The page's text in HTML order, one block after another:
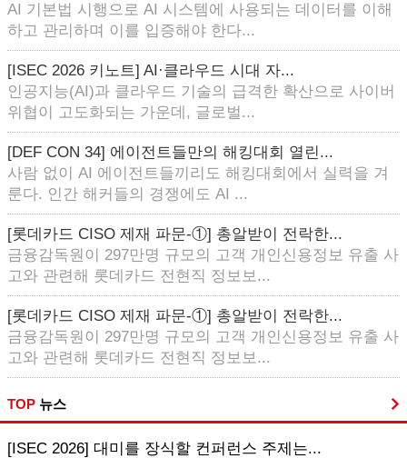
AI 기본법 시행으로 AI 시스템에 사용되는 데이터를 이해
하고 관리하며 이를 입증해야 한다...
[ISEC 2026 키노트] AI·클라우드 시대 자...
인공지능(AI)과 클라우드 기술의 급격한 확산으로 사이버
위협이 고도화되는 가운데, 글로벌...
[DEF CON 34] 에이전트들만의 해킹대회 열린...
사람 없이 AI 에이전트들끼리도 해킹대회에서 실력을 겨
룬다. 인간 해커들의 경쟁에도 AI ...
[롯데카드 CISO 제재 파문-①] 총알받이 전락한...
금융감독원이 297만명 규모의 고객 개인신용정보 유출 사
고와 관련해 롯데카드 전현직 정보보...
[롯데카드 CISO 제재 파문-①] 총알받이 전락한...
금융감독원이 297만명 규모의 고객 개인신용정보 유출 사
고와 관련해 롯데카드 전현직 정보보...
TOP 뉴스
[ISEC 2026] 대미를 장식할 컨퍼런스 주제는...